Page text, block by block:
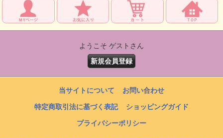
ようこそ ゲストさん
新規会員登録
当サイトについて お問い合わせ
特定商取引法に基づく表記 ショッピングガイド
プライバシーポリシー